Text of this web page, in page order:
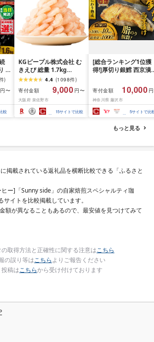
(
)
円〜
較
KGピープル株式会社 む
きえび 総量 1.7kg
(850g×2P) 特大 5Lサイ
ズ バナメイエビ バラ凍
結 下処理不要 サイズ不
揃い 訳あり
4.4 (1098件)
寄付金額
9,000 円〜
大阪府 泉佐野市
15サイトで比較
[総合ランキング1位獲
得!]厚切り銀鱈 西京漬
約 1,000g (約 100g ×
切) 西京味噌 西京みそ
噌漬け みそ 味噌 鮮魚
介 銀だら 銀ダラ ギン
ラ ぎんだら 鱈 タラ 魚
西京焼き 西京漬 西京
き 冷凍 厳選 鮮魚 漬け
礼品 おかず おつまみ
南 藤沢
寄付金額 10,000
神奈川県 藤沢市
5サイトで比
もっと見る
掲載されている返礼品を横断比較できる「ふるさと
ヒー]「Sunny side」の自家焙煎スペシャルティ珈
イトを比較掲載しています。
額が異なることもあるので、最安値を見つけてみて
取得方法と正確性に関する注意はこちら
の誤り等はこちらよりご報告ください
稿はこちらから受け付けております